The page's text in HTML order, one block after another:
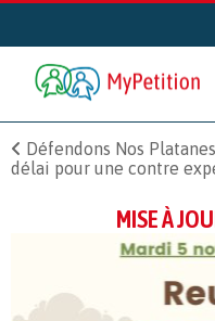
Défendons Nos
délai pour une contre
MISE À